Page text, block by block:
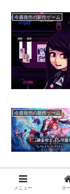
今週発売の新作ゲーム
今週発売の新作ゲーム
メニュー ホ